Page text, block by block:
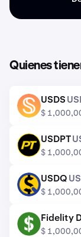
Quienes
USDS USDS
$ 1,00
USDPT USDPT
$ 1,00
USDQ USDQ
$ 1,00
FIDD Fidelity
$ 1,00